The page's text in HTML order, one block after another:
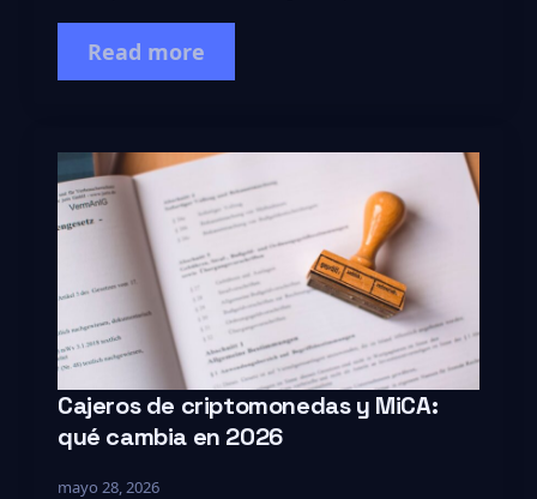
Read more
Cajeros de criptomonedas y MiCA:
qué cambia en 2026
mayo 28, 2026